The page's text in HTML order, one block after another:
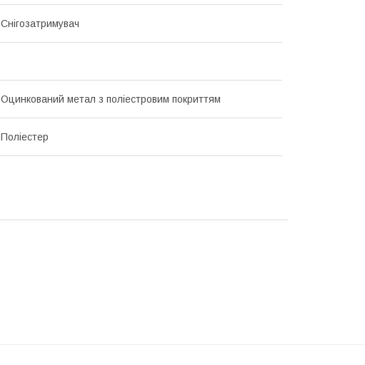
Снігозатримувач
Оцинкований метал з поліестровим покриттям
Поліестер